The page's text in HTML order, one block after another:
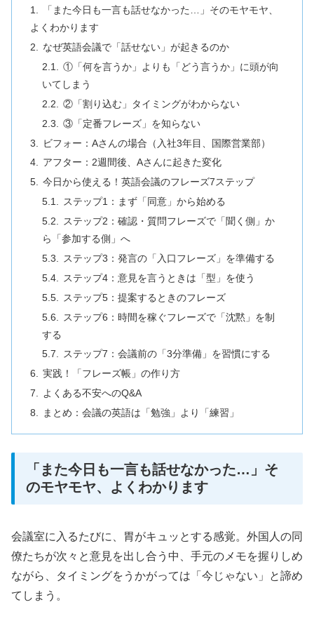
「また今日も一言も話せなかった…」そのモヤモヤ、
よくわかります
なぜ英語会議で「話せない」が起きるのか
①「何を言うか」よりも「どう言うか」に頭が向
いてしまう
②「割り込む」タイミングがわからない
③「定番フレーズ」を知らない
ビフォー：Aさんの場合（入社3年目、国際営業部）
アフター：2週間後、Aさんに起きた変化
今日から使える！英語会議のフレーズ7ステップ
ステップ1：まず「同意」から始める
ステップ2：確認・質問フレーズで「聞く側」か
ら「参加する側」へ
ステップ3：発言の「入口フレーズ」を準備する
ステップ4：意見を言うときは「型」を使う
ステップ5：提案するときのフレーズ
ステップ6：時間を稼ぐフレーズで「沈黙」を制
する
ステップ7：会議前の「3分準備」を習慣にする
実践！「フレーズ帳」の作り方
よくある不安へのQ&A
まとめ：会議の英語は「勉強」より「練習」
「また今日も一言も話せなかった…」そ
のモヤモヤ、よくわかります
会議室に入るたびに、胃がキュッとする感覚。外国人の同
僚たちが次々と意見を出し合う中、手元のメモを握りしめ
ながら、タイミングをうかがっては「今じゃない」と諦め
てしまう。